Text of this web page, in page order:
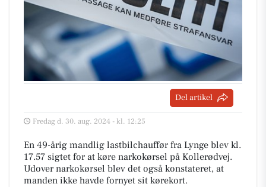
Del artikel
Fredag d. 30. aug. 2024 - kl. 12:25
En 49-årig mandlig lastbilchauffør fra Lynge blev kl.
17.57 sigtet for at køre narkokørsel på Kollerødvej.
Udover narkokørsel blev det også konstateret, at
manden ikke havde fornyet sit kørekort.